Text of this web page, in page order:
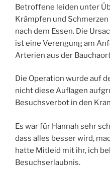
Betroffene leiden unter
Krämpfen und
nach dem Essen. Die
ist eine Verengung am
Arterien aus der
Die Operation wurde auf
nicht diese Auflagen
Besuchsverbot in den
Es war für Hannah sehr
dass alles besser wird,
hatte Mitleid mit ihr, ich
Besuchserlaubnis.